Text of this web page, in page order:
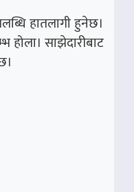
हातलागी हुनेछ।
होला। साझेदारीबाट